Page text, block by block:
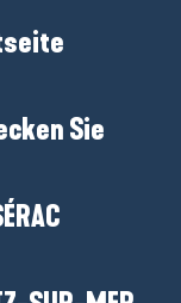
Sie
Verleih
Verleih